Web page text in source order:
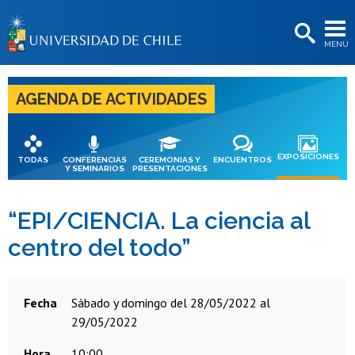
MENÚ
BIBLIOTECAS
LA UNIVERSIDAD
Postulantes
Estudiantes
Académicas/os
Funcionarias/os
Egresadas/os
AGENDA DE ACTIVIDADES
TODAS
CONFERENCIAS
Y SEMINARIOS
CEREMONIAS Y
PRESENTACIONES
ENCUENTROS EXPOSICIONES
“EPI/CIENCIA. La ciencia al
centro del todo”
Fecha
sábado y domingo del 28/05/2022 al
29/05/2022